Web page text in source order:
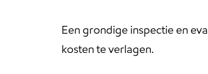
Een grondige inspectie en
kosten te verlagen.